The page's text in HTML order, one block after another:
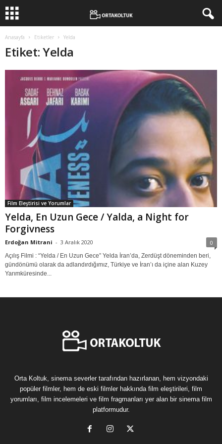
Anasayfa Etiketler Yelda
Etiket: Yelda
Film Eleştirisi ve Yorumlar
Yelda, En Uzun Gece / Yalda, a Night for
Forgivness
Erdoğan Mitrani - 3 Aralık 2020 0
Açılış Filmi : “Yelda / En Uzun Gece” Yelda İran’da, Zerdüşt döneminden beri,
gündönümü olarak da adlandırdığımız, Türkiye ve İran’ı da içine alan Kuzey
Yarımküresinde...
Orta Koltuk, sinema severler tarafından hazırlanan, hem vizyondaki
popüler filmler, hem de eski filmler hakkında film eleştirileri, film
yorumları, film incelemeleri ve film fragmanları yer alan bir sinema film
platformudur.